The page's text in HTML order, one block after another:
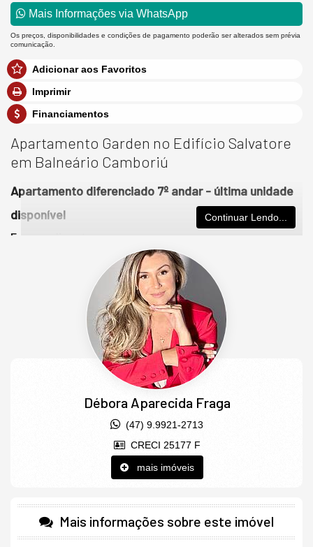
Mais Informações via WhatsApp
Os preços, disponibilidades e condições de pagamento poderão ser alterados sem prévia
comunicação.
Adicionar aos Favoritos
Imprimir
Financiamentos
Apartamento Garden no Edifício Salvatore
em Balneário Camboriú
Apartamento diferenciado 7º andar - última unidade
disponível
Empreendimento
- 17 Apartamentos
- 01 Apartamento por andar
- Piscina infantil
- Bar
Continuar Lendo...
Débora Aparecida Fraga
(47) 9.9921-2713
CRECI 25177 F
mais imóveis
Mais informações sobre este imóvel